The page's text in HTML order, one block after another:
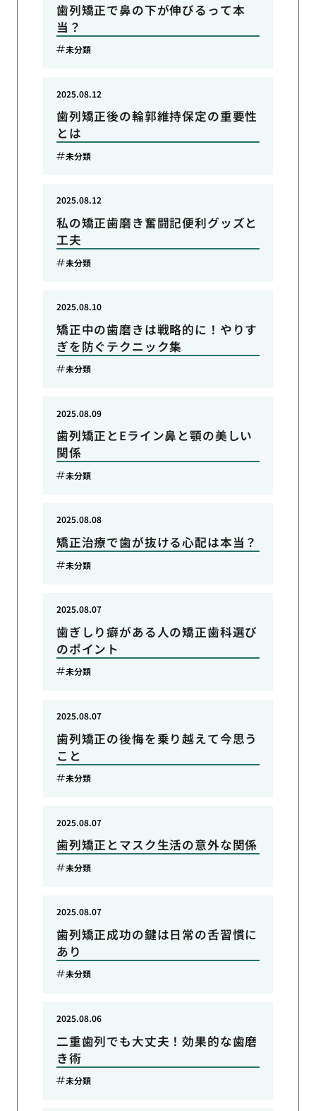
歯列矯正で鼻の下が伸びるって本
当？
未分類
歯列矯正後の輪郭維持保定の重要性
とは
2025.08.12
未分類
私の矯正歯磨き奮闘記便利グッズと
工夫
2025.08.12
未分類
矯正中の歯磨きは戦略的に！やりす
ぎを防ぐテクニック集
2025.08.10
未分類
歯列矯正とEライン鼻と顎の美しい
関係
2025.08.09
未分類
矯正治療で歯が抜ける心配は本当？
2025.08.08
未分類
歯ぎしり癖がある人の矯正歯科選び
のポイント
2025.08.07
未分類
歯列矯正の後悔を乗り越えて今思う
こと
2025.08.07
未分類
歯列矯正とマスク生活の意外な関係
2025.08.07
未分類
歯列矯正成功の鍵は日常の舌習慣に
あり
2025.08.07
未分類
二重歯列でも大丈夫！効果的な歯磨
き術
2025.08.06
未分類